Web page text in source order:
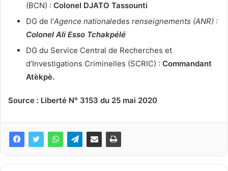
(BCN) : Colonel DJATO Tassounti
DG de l’Agence nationaledes renseignements (ANR) :
Colonel Ali Esso Tchakpélé
DG du Service Central de Recherches et
d’Investigations Criminelles (SCRIC) : Commandant
Atèkpè.
Source : Liberté N° 3153 du 25 mai 2020